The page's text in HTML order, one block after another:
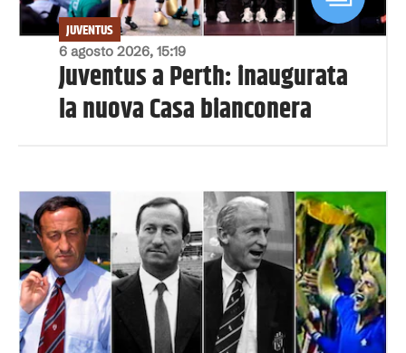
6 agosto 2026, 15:19
JUVENTUS
Juventus a Perth: inaugurata
la nuova Casa bianconera